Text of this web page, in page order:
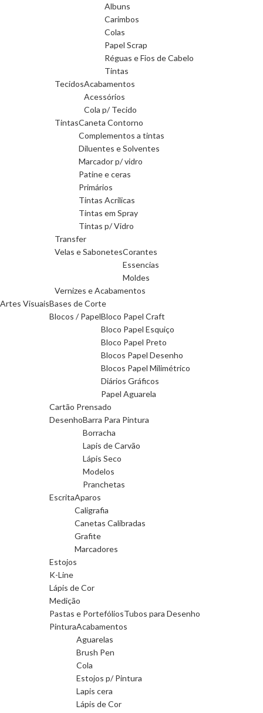
Albuns
Carimbos
Colas
Papel Scrap
Réguas e Fios de Cabelo
Tintas
TecidosAcabamentos
Acessórios
Cola p/ Tecido
TintasCaneta Contorno
Complementos a tintas
Diluentes e Solventes
Marcador p/ vidro
Patine e ceras
Primários
Tintas Acrilicas
Tintas em Spray
Tintas p/ Vidro
Transfer
Velas e SabonetesCorantes
Essencias
Moldes
Vernizes e Acabamentos
Artes VisuaisBases de Corte
Blocos / PapelBloco Papel Craft
Bloco Papel Esquiço
Bloco Papel Preto
Blocos Papel Desenho
Blocos Papel Milimétrico
Diários Gráficos
Papel Aguarela
Cartão Prensado
DesenhoBarra Para Pintura
Borracha
Lapis de Carvão
Lápis Seco
Modelos
Pranchetas
EscritaAparos
Caligrafia
Canetas Calibradas
Grafite
Marcadores
Estojos
K-Line
Lápis de Cor
Medição
Pastas e PortefóliosTubos para Desenho
PinturaAcabamentos
Aguarelas
Brush Pen
Cola
Estojos p/ Pintura
Lapis cera
Lápis de Cor